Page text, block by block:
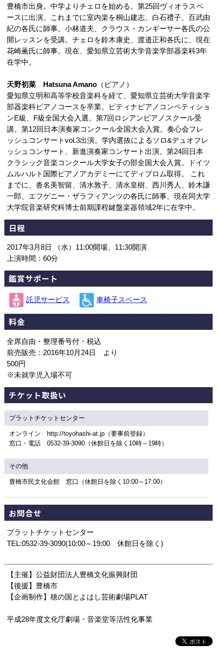
豊橋市出身。中学よりチェロを始める。第25回ヴィオラスペ
ースに出演。これまでに室内楽を桐山建志、白石禮子、百武由
紀の各氏に師事。小林道夫、クラウス・カンギーサー各氏の公
開レッスンを受講。チェロを鈴木康史、渡邉正和各氏に、現在
花崎薫氏に師事。現在、愛知県立芸術大学音楽学部器楽科3年
在学中。
天野初菜 Hatsuna Amano（ピアノ）
愛知県立明和高等学校音楽科を経て、愛知県立芸術大学音楽学
部器楽科ピアノコースを卒業。ピティナピアノコンペティショ
ンE級、F級全国大会入選。第7回ロシアンピアノスクール受
講。第12回日本演奏家コンクール全国大会入賞。奏心会フレ
ッシュコンサートvol.3出演。学内選抜によるソロ&デュオフレ
ッシュコンサート、新進演奏家コンサート出演。第24回日本
クラシック音楽コンクール大学女子の部全国大会入賞。ドイツ
ムルハルト国際ピアノアカデミーにてディプロム取得。 これ
までに、沓名美智留、清水敦子、清水皇樹、西川秀人、鈴木謙
一郎、エフゲニー・ザラフィアンツの各氏に師事。現在同大学
大学院音楽研究科博士前期課程鍵盤楽器領域2年に在学中。
日程
2017年3月8日 （水）11:00開場、11:30開演
上演時間：60分
鑑賞サポート
託児サービス 車椅子スペース
料金
全席自由・整理番号付・税込
前売販売：2016年10月24日 より
500円
※未就学児入場不可
チケット取扱い
プラットチケットセンター
オンライン http://toyohashi-at.jp（要事前登録）
窓口・電話 0532-39-3090（休館日を除く10時～19時）
その他
豊橋市民文化会館 窓口（休館日を除く10:00～17:00）
お問合せ
プラットチケットセンター
TEL:0532-39-3090(10:00～19:00 休館日を除く)
【主催】公益財団法人豊橋文化振興財団
【後援】豊橋市
【企画制作】穂の国とよはし芸術劇場PLAT
平成28年度文化庁劇場・音楽堂等活性化事業